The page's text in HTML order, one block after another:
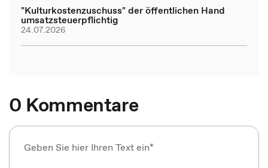
"Kulturkostenzuschuss" der öffentlichen Hand
umsatzsteuerpflichtig
24.07.2026
0 Kommentare